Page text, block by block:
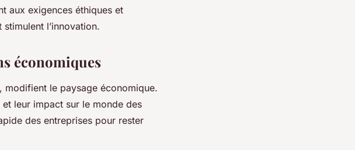
aux exigences éthiques et
l’innovation.
économiques
modifient le paysage économique.
et leur impact sur le monde des
des entreprises pour rester